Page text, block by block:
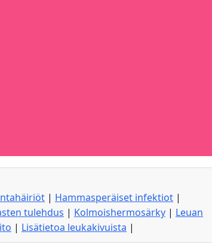
| Hammasperäiset infektiot |
tulehdus | Kolmoishermosärky | Leuan
| Lisätietoa leukakivuista |